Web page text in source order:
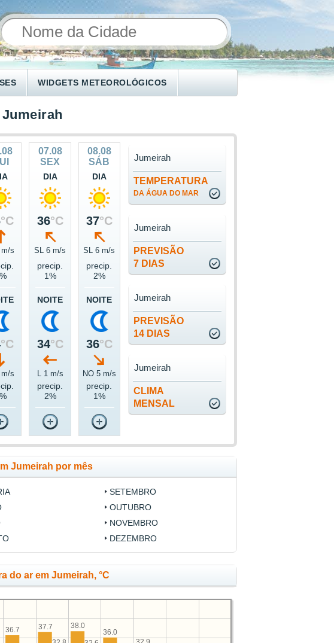
WIDGETS METEOROLÓGICOS
°C
s
°C
m/s
07.08
SEX
DIA
36°C
SL 6 m/s
precip.
1%
NOITE
34°C
L 1 m/s
precip.
2%
08.08
SÁB
DIA
37°C
SL 6 m/s
precip.
2%
NOITE
36°C
NO 5 m/s
precip.
1%
TEMPERATURA
DA ÁGUA DO MAR
Jumeirah
PREVISÃO
7 DIAS
Jumeirah
PREVISÃO
14 DIAS
Jumeirah
CLIMA
MENSAL
Jumeirah
Jumeirah por mês
SETEMBRO
OUTUBRO
NOVEMBRO
DEZEMBRO
do ar em Jumeirah, °C
36.0
38.0
37.7
36.7